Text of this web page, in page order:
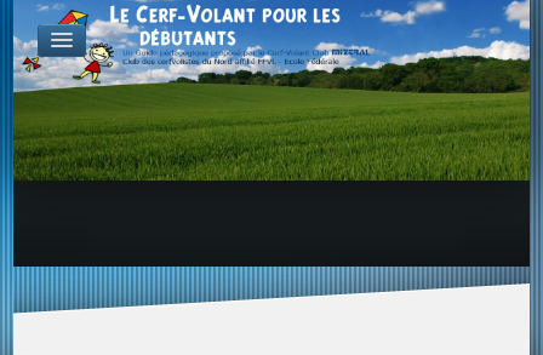
FABRICATION
Exemple d'atelier & de projets
Familles de Cerf-Volant
ENVOL & PILOTAGE
Envol & Aérologie